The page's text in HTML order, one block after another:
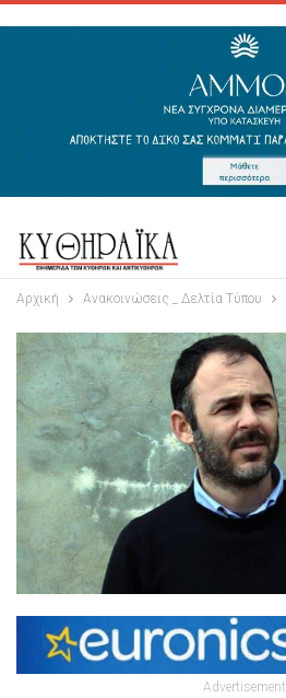
Αρχική Ανακοινώσεις _ Δελτία Τύπου
Advertisement